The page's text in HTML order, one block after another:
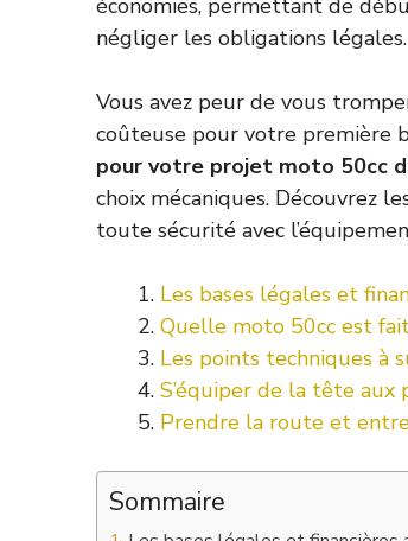
économies, permettant de
négliger les obligations légales.
Vous avez peur de vous
coûteuse pour votre première
pour votre projet moto 50cc
choix mécaniques. Découvrez
toute sécurité avec
Les bases légales et
Quelle moto 50cc est
Les points techniques à
S’équiper de la tête aux
Prendre la route et
Sommaire